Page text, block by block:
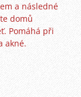
a následné
domů
Pomáhá při
akné.